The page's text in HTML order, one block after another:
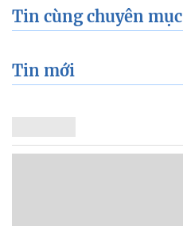
Tin cùng chuyên mục
Tin mới